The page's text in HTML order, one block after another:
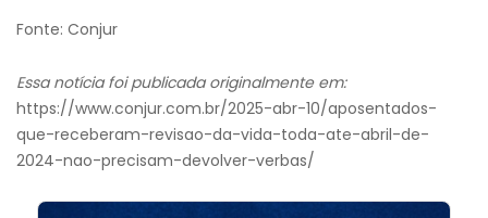
Fonte: Conjur
Essa notícia foi publicada originalmente em:
https://www.conjur.com.br/2025-abr-10/aposentados-
que-receberam-revisao-da-vida-toda-ate-abril-de-
2024-nao-precisam-devolver-verbas/